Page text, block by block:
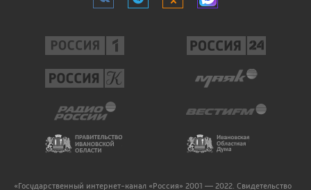
«Государственный интернет-канал «Россия» 2001 — 2022. Свидетельство